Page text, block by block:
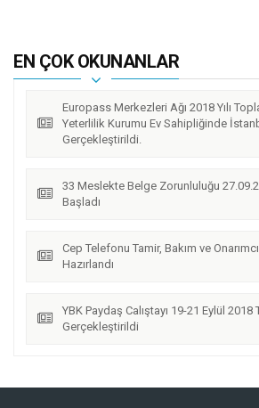
EN ÇOK OKUNANLAR
Europass Merkezleri Ağı 2018 Yılı
Yeterlilik Kurumu Ev Sahipliğinde
Gerçekleştirildi.
33 Meslekte Belge Zorunluluğu
Başladı
Cep Telefonu Tamir, Bakım ve
Hazırlandı
YBK Paydaş Calıştayı 19-21 Eylül 2018
Gerçekleştirildi